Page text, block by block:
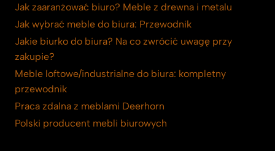
Jak zaaranżować biuro? Meble z drewna i metalu
Jak wybrać meble do biura: Przewodnik
Jakie biurko do biura? Na co zwrócić uwagę przy
zakupie?
Meble loftowe/industrialne do biura: kompletny
przewodnik
Praca zdalna z meblami Deerhorn
Polski producent mebli biurowych